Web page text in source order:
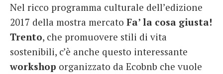
Spanish
French
Italiano
Nel ricco programma culturale dell’edizione
2017 della mostra mercato Fa’ la cosa giusta!
Trento, che promuovere stili di vita
sostenibili, c’è anche questo interessante
workshop organizzato da Ecobnb che vuole